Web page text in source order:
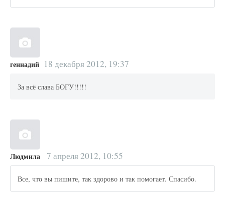
геннадий 18 декабря 2012, 19:37
За всё слава БОГУ!!!!!
Людмила 7 апреля 2012, 10:55
Все, что вы пишите, так здорово и так помогает. Спасибо.